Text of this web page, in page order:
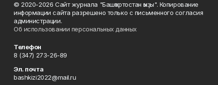
© 2020-2026 Сайт журнала "Башҡортостан ҡыҙы". Копирование
информации сайта разрешено только с письменного согласия
администрации.
Об использовании персональных данных
Телефон
8 (347) 273-26-89
Эл. почта
bashkizi2022@mail.ru